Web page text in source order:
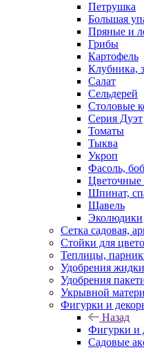
Петрушка
Большая
Пряные и
Грибы
Картофель
Клубника,
Салат
Сельдерей
Столовые
Серия Дуэт
Томаты
Тыква
Укроп
Фасоль,
Цветочные
Шпинат,
Щавель
Эколюдики
Сетка садовая,
Стойки для
Теплицы,
Удобрения
Удобрения
Укрывной
Фигурки и
Назад
Фигурки и
Садовые